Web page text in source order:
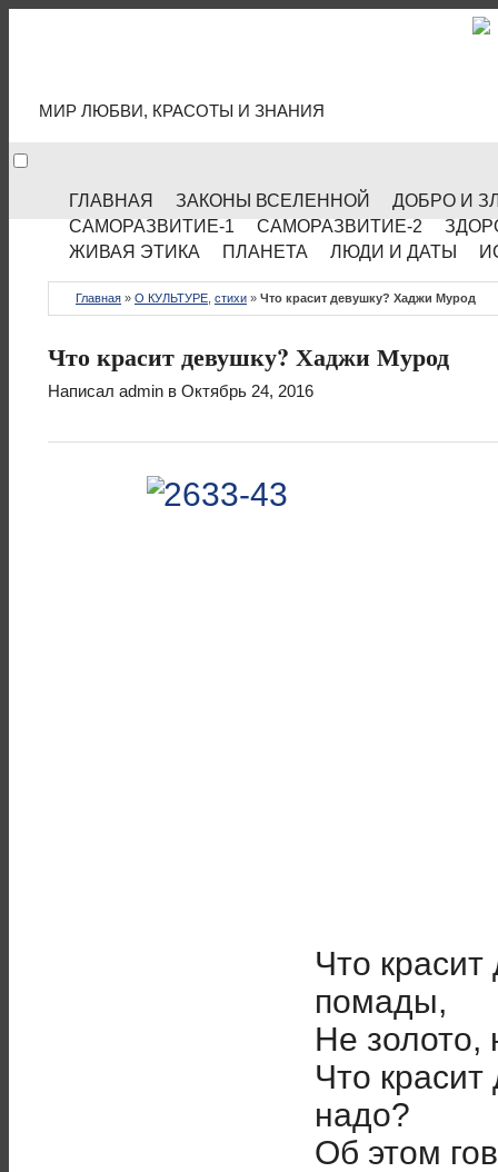
МИР ЛЮБВИ, КРАСОТЫ И ЗНАНИЯ
ГЛАВНАЯ ЗАКОНЫ ВСЕЛЕННОЙ
ДОБРО И
САМОРАЗВИТИЕ-1
САМОРАЗВИТИЕ-2
ЖИВАЯ ЭТИКА
ПЛАНЕТА ЛЮДИ И ДАТЫ
Главная » О КУЛЬТУРЕ стихи » Что красит девушку? Хаджи Мурод
Что красит девушку? Хаджи Мурод
Написал admin в Октябрь 24, 2016
Что
помады,
Не золото,
Что
надо?
Об этом